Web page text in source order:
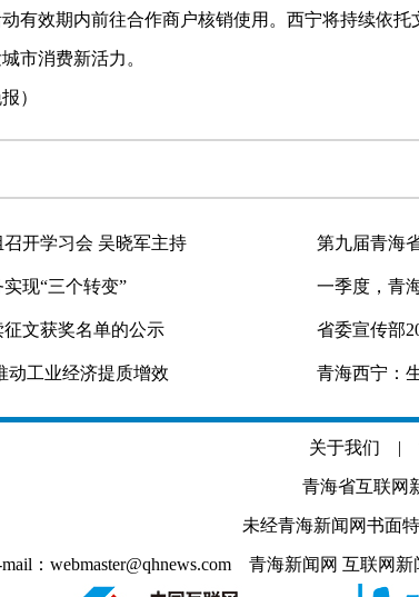
有效期内前往合作商户核销使用。西宁将持续依
市消费新活力。
）
开学习会 吴晓军主持 第九届青海
现“三个转变” 一季度，青
文获奖名单的公示 省委宣传部
动工业经济提质增效 青海西宁：
关于我们 |
青海省互联网
未经青海新闻网书面
：webmaster@qhnews.com 青海新闻网 互联网新